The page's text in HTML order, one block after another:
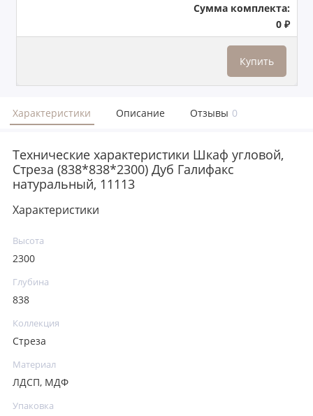
Сумма комплекта:
0 ₽
Купить
Характеристики Описание Отзывы 0
Технические характеристики Шкаф угловой,
Стреза (838*838*2300) Дуб Галифакс
натуральный, 11113
Характеристики
Высота
2300
Глубина
838
Коллекция
Стреза
Материал
ЛДСП, МДФ
Упаковка